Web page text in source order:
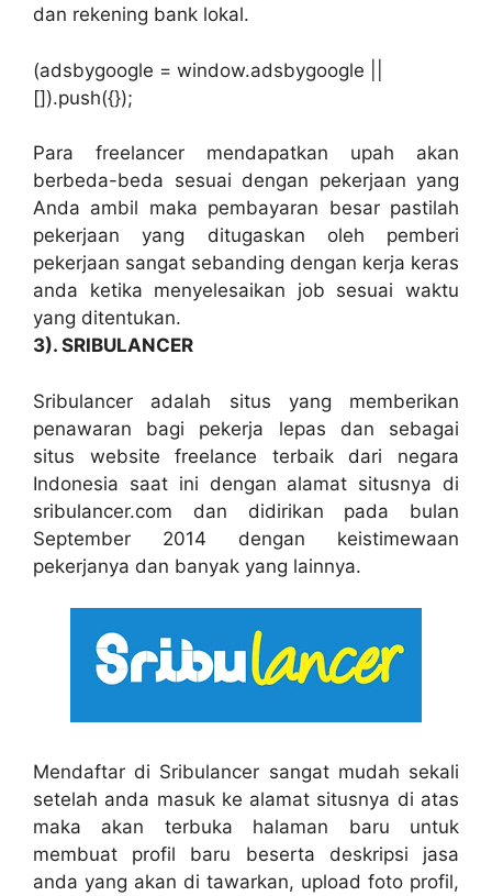
dan rekening bank lokal.
(adsbygoogle = window.adsbygoogle ||
[]).push({});
Para freelancer mendapatkan upah akan
berbeda-beda sesuai dengan pekerjaan yang
Anda ambil maka pembayaran besar pastilah
pekerjaan yang ditugaskan oleh pemberi
pekerjaan sangat sebanding dengan kerja keras
anda ketika menyelesaikan job sesuai waktu
yang ditentukan.
3). SRIBULANCER
Sribulancer adalah situs yang memberikan
penawaran bagi pekerja lepas dan sebagai
situs website freelance terbaik dari negara
Indonesia saat ini dengan alamat situsnya di
sribulancer.com dan didirikan pada bulan
September 2014 dengan keistimewaan
pekerjanya dan banyak yang lainnya.
Mendaftar di Sribulancer sangat mudah sekali
setelah anda masuk ke alamat situsnya di atas
maka akan terbuka halaman baru untuk
membuat profil baru beserta deskripsi jasa
anda yang akan di tawarkan, upload foto profil,